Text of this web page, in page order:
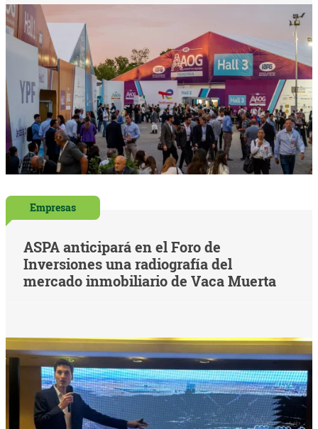
Empresas
ASPA anticipará en el Foro de
Inversiones una radiografía del
mercado inmobiliario de Vaca Muerta